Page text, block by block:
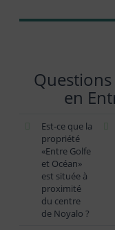
en
Est-ce que la
propriété
«Entre Golfe
et Océan»
est située à
proximité
du centre
de Noyalo ?